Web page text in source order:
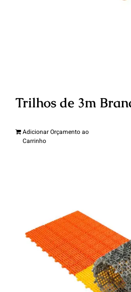
Trilhos de 3m
Adicionar Orçamento ao
Carrinho